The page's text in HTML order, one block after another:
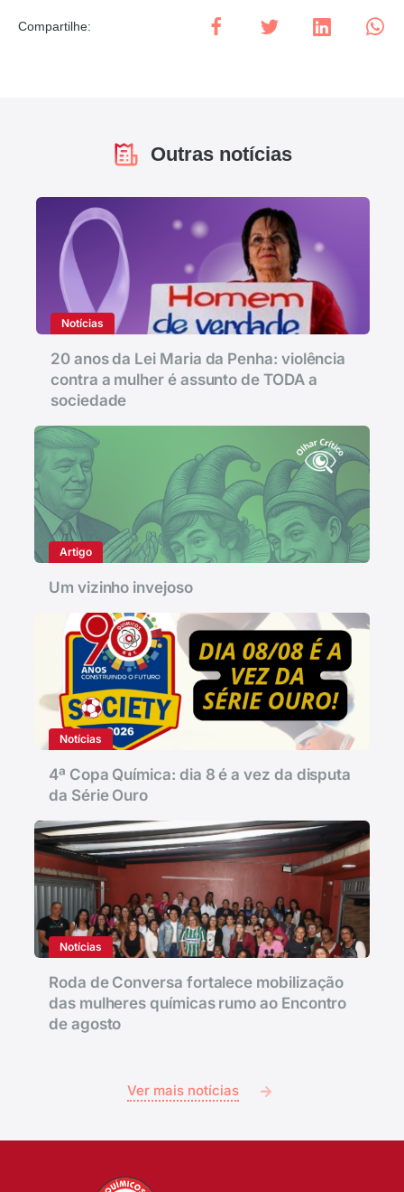
Compartilhe:
Outras notícias
Notícias
20 anos da Lei Maria da Penha: violência
contra a mulher é assunto de TODA a
sociedade
Artigo
Um vizinho invejoso
Notícias
4ª Copa Química: dia 8 é a vez da disputa
da Série Ouro
Notícias
Roda de Conversa fortalece mobilização
das mulheres químicas rumo ao Encontro
de agosto
Ver mais notícias